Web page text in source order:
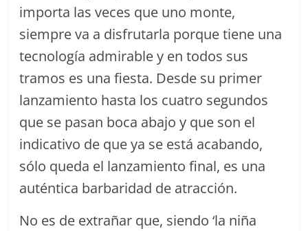
importa las veces que uno monte,
siempre va a disfrutarla porque tiene una
tecnología admirable y en todos sus
tramos es una fiesta. Desde su primer
lanzamiento hasta los cuatro segundos
que se pasan boca abajo y que son el
indicativo de que ya se está acabando,
sólo queda el lanzamiento final, es una
auténtica barbaridad de atracción.
No es de extrañar que, siendo ‘la niña